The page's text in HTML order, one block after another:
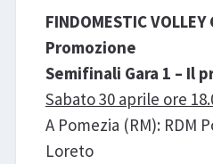
FINDOMESTIC
Promozione
Semifinali Gara 1 – Il
Sabato 30 aprile ore
A Pomezia (RM): RDM
Loreto